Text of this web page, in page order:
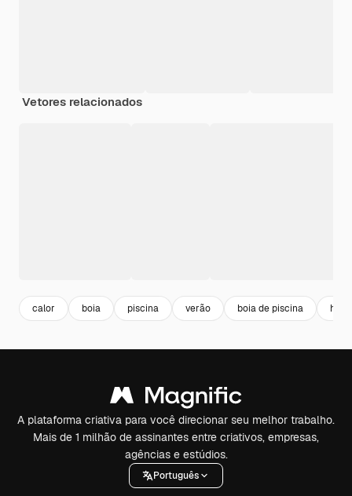
Vetores relacionados
calor boia piscina verão boia de piscina hot
A plataforma criativa para você direcionar seu melhor trabalho.
Mais de 1 milhão de assinantes entre criativos, empresas,
agências e estúdios.
Português